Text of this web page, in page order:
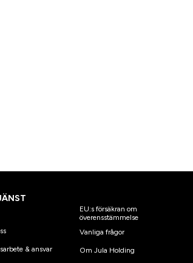
& ansvar
EU:s försäkran om
överensstämmelse
Vanliga frågor
Om Jula Holding